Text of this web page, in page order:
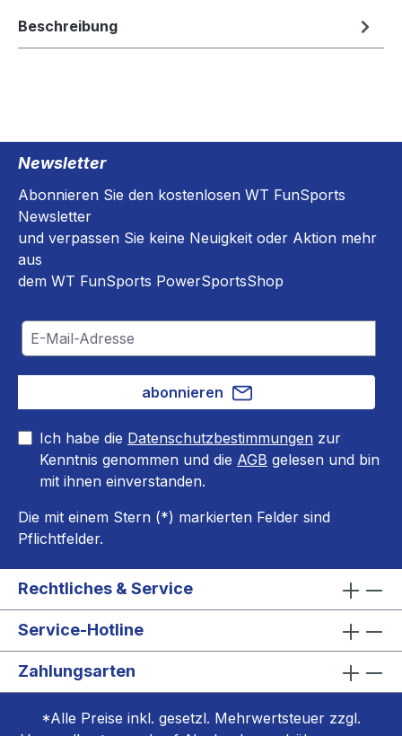
Beschreibung
Newsletter
Abonnieren Sie den kostenlosen WT FunSports
Newsletter
und verpassen Sie keine Neuigkeit oder Aktion mehr
aus
dem WT FunSports PowerSportsShop
abonnieren
Ich habe die Datenschutzbestimmungen zur
Kenntnis genommen und die AGB gelesen und bin
mit ihnen einverstanden.
Die mit einem Stern (*) markierten Felder sind
Pflichtfelder.
Rechtliches & Service
Service-Hotline
Zahlungsarten
*Alle Preise inkl. gesetzl. Mehrwertsteuer zzgl.